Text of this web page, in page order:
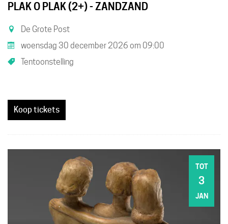
PLAK O PLAK (2+) - ZANDZAND
De Grote Post
woensdag 30 december 2026 om 09:00
Tentoonstelling
Koop tickets
TOT
ZO3
JAN